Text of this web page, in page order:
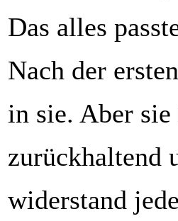
Das alles
Nach der
in sie. Aber
zurückhaltend
widerstand